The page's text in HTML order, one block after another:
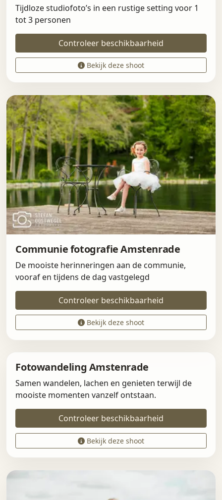
Tijdloze studiofoto’s in een rustige setting voor 1
tot 3 personen
Controleer beschikbaarheid
Bekijk deze shoot
Communie fotografie Amstenrade
De mooiste herinneringen aan de communie,
vooraf en tijdens de dag vastgelegd
Controleer beschikbaarheid
Bekijk deze shoot
Fotowandeling Amstenrade
Samen wandelen, lachen en genieten terwijl de
mooiste momenten vanzelf ontstaan.
Controleer beschikbaarheid
Bekijk deze shoot